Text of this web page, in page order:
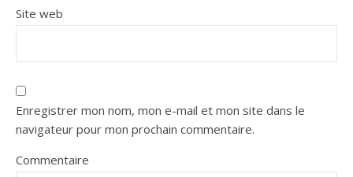
Site web
Enregistrer mon nom, mon e-mail et mon site dans le
navigateur pour mon prochain commentaire.
Commentaire